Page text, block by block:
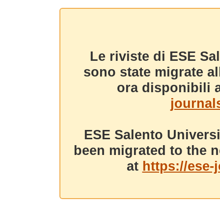
Le riviste di ESE
sono state migrate
ora disponibili
ESE Salento
been migrated to the
at https://